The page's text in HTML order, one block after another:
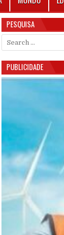
TABASKI HOJE NA
PESQUISA
Search for:
PUBLICIDADE